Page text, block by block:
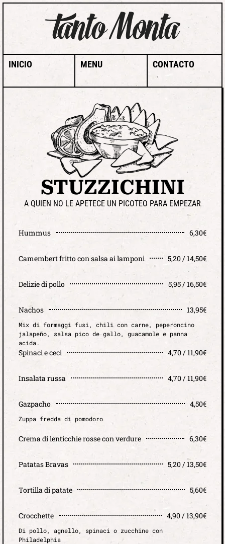
INICIO MENU CONTACTO
STUZZICHINI
A QUIEN NO LE APETECE UN PICOTEO PARA EMPEZAR
Hummus 6,30€
Camembert fritto con salsa ai lamponi 5,20 / 14,50€
Delizie di pollo 5,95 / 16,50€
Nachos 13,95€
Mix di formaggi fusi, chili con carne, peperoncino
jalapeño, salsa pico de gallo, guacamole e panna
acida.
Spinaci e ceci 4,70 / 11,90€
Insalata russa 4,70 / 11,90€
Gazpacho 4,50€
Zuppa fredda di pomodoro
Crema di lenticchie rosse con verdure 6,30€
Patatas Bravas 5,20 / 13,50€
Tortilla di patate 5,60€
Crocchette 4,90 / 13,90€
Di pollo, agnello, spinaci o zucchine con
Philadelphia